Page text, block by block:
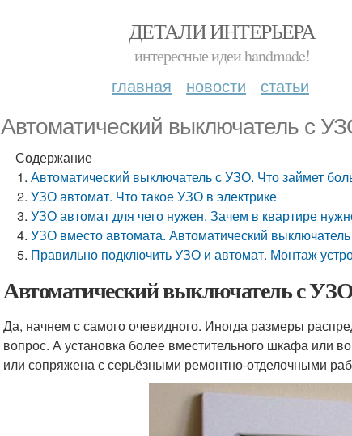
ДЕТАЛИ ИНТЕРЬЕРА
интересные идеи handmade!
главная новости статьи
Автоматический выключатель с
Содержание
Автоматический выключатель с УЗО. Что займет
УЗО автомат. Что такое УЗО в электрике
УЗО автомат для чего нужен. Зачем в квартире
УЗО вместо автомата. Автоматический
Правильно подключить УЗО и автомат. Монтаж
Автоматический выключатель с
Да, начнем с самого очевидного. Иногда размеры
вопрос. А установка более вместительного шкафа или
или сопряжена с серьёзными ремонтно-отделочными